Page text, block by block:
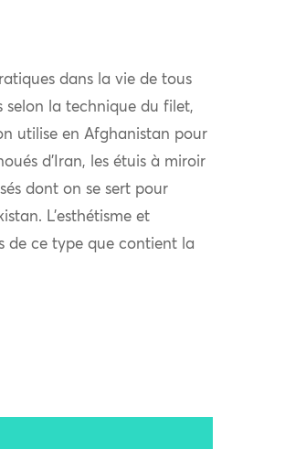
dans la vie de tous
selon la technique du filet,
utilise en Afghanistan pour
d’Iran, les étuis à miroir
dont on se sert pour
L’esthétisme et
de ce type que contient la